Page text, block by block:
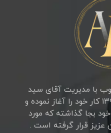
با مدیریت آقای سید
حسین طاهرزاده از سال ۱۳۹۷ کار خود را آغاز نموده و
بجا گذاشته که مورد
عزیز قرار گرفته است .